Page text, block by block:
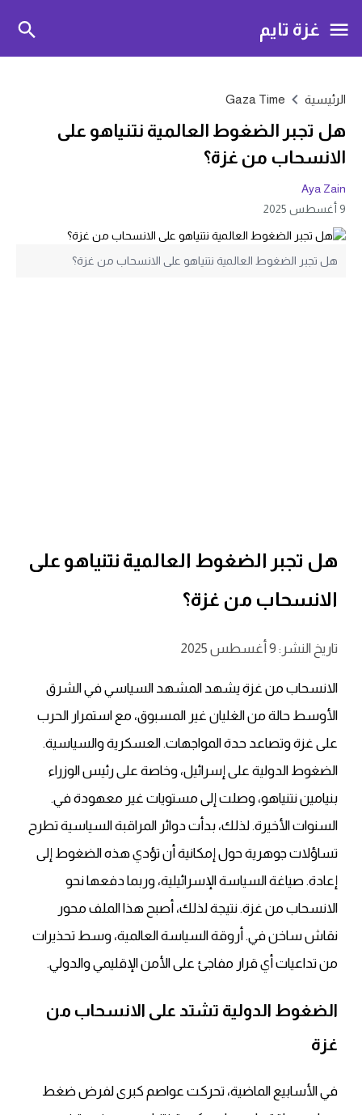
غزة تايم
الرئيسية Gaza Time
هل تجبر الضغوط العالمية نتنياهو على
الانسحاب من غزة؟
Aya Zain
9 أغسطس 2025
هل تجبر الضغوط العالمية نتنياهو على الانسحاب من غزة؟
هل تجبر الضغوط العالمية نتنياهو على
الانسحاب من غزة؟
تاريخ النشر: 9 أغسطس 2025
الانسحاب من غزة يشهد المشهد السياسي في الشرق
الأوسط حالة من الغليان غير المسبوق، مع استمرار الحرب
على غزة وتصاعد حدة المواجهات. العسكرية والسياسية.
الضغوط الدولية على إسرائيل، وخاصة على رئيس الوزراء
بنيامين نتنياهو، وصلت إلى مستويات غير معهودة في.
السنوات الأخيرة. لذلك، بدأت دوائر المراقبة السياسية تطرح
تساؤلات جوهرية حول إمكانية أن تؤدي هذه الضغوط إلى
إعادة. صياغة السياسة الإسرائيلية، وربما دفعها نحو
الانسحاب من غزة. نتيجة لذلك، أصبح هذا الملف محور
نقاش ساخن في. أروقة السياسة العالمية، وسط تحذيرات
من تداعيات أي قرار مفاجئ على الأمن الإقليمي والدولي.
الضغوط الدولية تشتد على الانسحاب من
غزة
في الأسابيع الماضية، تحركت عواصم كبرى لفرض ضغط